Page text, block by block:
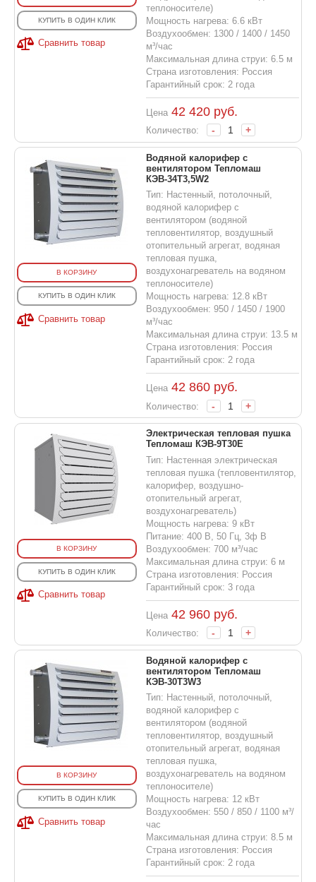
КУПИТЬ В ОДИН КЛИК
Сравнить товар
теплоносителе)
Мощность нагрева: 6.6 кВт
Воздухообмен: 1300 / 1400 / 1450
м³/час
Максимальная длина струи: 6.5 м
Страна изготовления: Россия
Гарантийный срок: 2 года
Цена 42 420руб.
Количество: - +
В КОРЗИНУ
КУПИТЬ В ОДИН КЛИК
Сравнить товар
Водяной калорифер с
вентилятором Тепломаш
КЭВ-34T3,5W2
Тип: Настенный, потолочный,
водяной калорифер с
вентилятором (водяной
тепловентилятор, воздушный
отопительный агрегат, водяная
тепловая пушка,
воздухонагреватель на водяном
теплоносителе)
Мощность нагрева: 12.8 кВт
Воздухообмен: 950 / 1450 / 1900
м³/час
Максимальная длина струи: 13.5 м
Страна изготовления: Россия
Гарантийный срок: 2 года
Цена 42 860руб.
Количество: - +
В КОРЗИНУ
КУПИТЬ В ОДИН КЛИК
Сравнить товар
Электрическая тепловая пушка
Тепломаш КЭВ-9T30E
Тип: Настенная электрическая
тепловая пушка (тепловентилятор,
калорифер, воздушно-
отопительный агрегат,
воздухонагреватель)
Мощность нагрева: 9 кВт
Питание: 400 В, 50 Гц, 3ф В
Воздухообмен: 700 м³/час
Максимальная длина струи: 6 м
Страна изготовления: Россия
Гарантийный срок: 3 года
Цена 42 960руб.
Количество: - +
В КОРЗИНУ
КУПИТЬ В ОДИН КЛИК
Сравнить товар
Водяной калорифер с
вентилятором Тепломаш
КЭВ-30T3W3
Тип: Настенный, потолочный,
водяной калорифер с
вентилятором (водяной
тепловентилятор, воздушный
отопительный агрегат, водяная
тепловая пушка,
воздухонагреватель на водяном
теплоносителе)
Мощность нагрева: 12 кВт
Воздухообмен: 550 / 850 / 1100 м³/
час
Максимальная длина струи: 8.5 м
Страна изготовления: Россия
Гарантийный срок: 2 года